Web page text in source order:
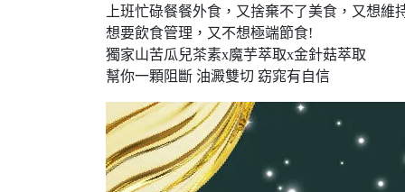
上班忙碌餐餐外食，又捨棄不了美食，又想維
想要飲食管理，又不想極端節食!
獨家山苦瓜兒茶素x魔芋萃取x金針菇萃取
幫你一顆阻斷 油澱雙切 窈窕有自信